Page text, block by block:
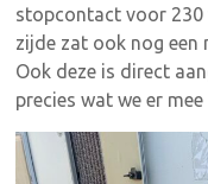
stopcontact voor 230
zijde zat ook nog een
Ook deze is direct
precies wat we er